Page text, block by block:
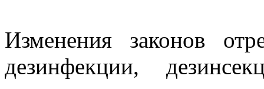
Изменения законов
дезинфекции,